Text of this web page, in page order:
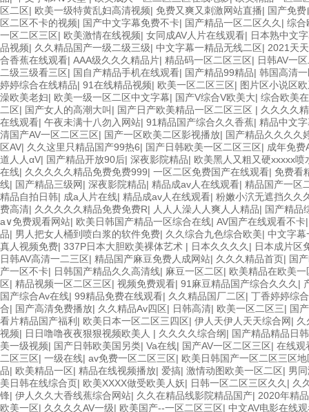
区二区| 欧美一级特黄乱妇高清视频| 免费又爽又刺激网站直播| 国产免
区二区不卡的视频| 国产中文字幕免费不卡| 国产精品一区二区久久 | 综合
一区二区三区| 欧美激情在线视频| 女同成AV人片在线观看| 日本熟中文
品视频| 久久精品国产一级二级三级| 中文字幕一精品无线二区| 2021天
合香蕉在线观看| AAA级久久久精品片| 精品码一区二区三区| 日韩AV一
二级三级看三区| 国自产精品手机在线观看| 国产精品99精品| 韩国高清
婷婷综合在线精品| 91在线精品视频| 欧美一区二区三区| 图片区小说区
澡欧美老妇| 欧美一级一区二区中文字幕| 国产V综合V欧美大| 综合欧美
二区| 国产女人的高潮大叫 | 国产日产欧美精品一区二区三区 | 久久久久
在线观看| 午夜未满十八勿入网站| 91精品国产综合久久香蕉| 精品中文
清国产AV一区二区三区| 国产一区欧美二区影视播放| 国产精品久久久久
区AV| 久久这里只精品国产99热6| 国产日韩欧美一区二区三区| 成年免费
道人人αV| 国产精品开放90后| 深夜影院精品| 欧美黑人又粗又硬xxxxx
在线| 久久久久久精品免费免费999| 一区二区免费国产在线观看| 免费看
线| 国产精品三级网| 深夜影院精品| 精品成av人在线观看| 精品国产一区
精品自拍日韩| 成a人片在线| 精品成av人在线观看| 粉嫩小泬无遮挡久久
费高清| 久久久久久精品免费免费R| 人人人澡人人爽人人精品| 国产精品
a∨免费观看网站| 欧美日韩国产精品一区综合在线| AV国产在线观看不卡
品| 男人把女人桶到喷白浆的软件免费| 久久综合九色综合欧美| 中文字幕
真人视频免费| 337P日本大胆欧美裸体艺术 | 日本久久久久 | 日本成片区
日韩AV高清一二三区| 精品国产麻豆免费人成网站| 久久久精品首页| 国
产一区不卡| 日韩国产精品久久高清线| 麻豆一区二区| 欧美精品在欧美一
区| 精品视频一区二区三区| 视频免费观看| 91麻豆精品国产综合久久久 |
国产综合Av在线| 99精品免费在线观看| 久久精品国厂二区| 丁香婷婷综
合| 国产高清免费播放| 久久精品Av四区| 日韩高清| 欧美一区二区三| 国
看片精品国产福利 | 欧美日本一区二区三四区| 伊人天伊人天天综合网| 久
视频| 日日噜噜夜夜狠狠视频欧美人 | 久久久久综合纲| 国产精品精品日
美一级视频| 国产日韩欧美国另类| Va在线| 国产AV一区二区三区| 在线观
二区三区| 一级在线| av免费一区二区三区| 欧美日韩国产一区二区三区地
品| 欧美精品一区| 精品在线视频播放| 爱搞| 激情动图欧美一区二区| 男
美日韩在线综合页| 欧美XXXX做受欧美人妖| 日韩一区二区三区久久 | 久
锋| 伊人久久大香线蕉综合网站| 久久在精品线影院精品国产| 2020年精
欧美一区| 久久久久AV一级| 欧美国产--一区二区三区| 中文AV电影在线